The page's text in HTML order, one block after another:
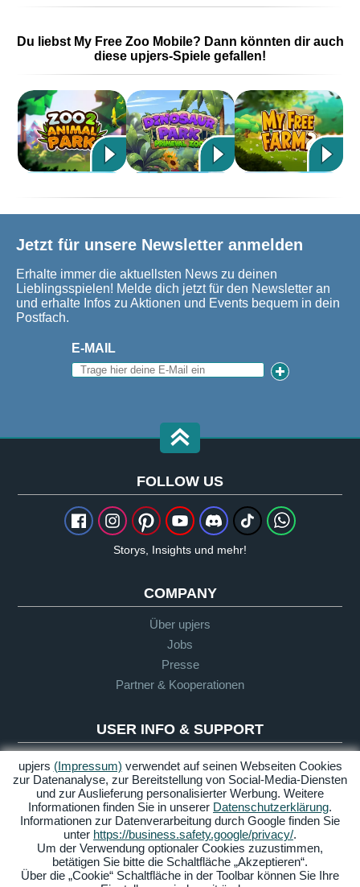
Du liebst My Free Zoo Mobile? Dann könnten dir auch
diese upjers-Spiele gefallen!
Jetzt für unsere Newsletter anmelden
Erhalte immer die aktuellsten News zu deinen
Lieblingsspielen! Melde dich jetzt für den Newsletter an
und erhalte Infos zu Aktionen und Events bequem in dein
Postfach.
E-MAIL
FOLLOW US
Storys, Insights und mehr!
COMPANY
Über upjers
Jobs
Presse
Partner & Kooperationen
USER INFO & SUPPORT
Glossar
Let's Play Richtlinie
Infos für Eltern
Support
Impressum Datenschutz AGB Barrierefreiheit
upjers (Impressum) verwendet auf seinen Webseiten Cookies
zur Datenanalyse, zur Bereitstellung von Social-Media-Diensten
und zur Auslieferung personalisierter Werbung. Weitere
Informationen finden Sie in unserer Datenschutzerklärung.
Informationen zur Datenverarbeitung durch Google finden Sie
unter https://business.safety.google/privacy/.
Um der Verwendung optionaler Cookies zuzustimmen,
betätigen Sie bitte die Schaltfläche „Akzeptieren“.
Über die „Cookie“ Schaltfläche in der Toolbar können Sie Ihre